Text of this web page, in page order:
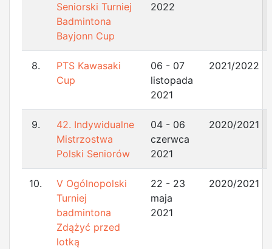
Seniorski Turniej
Badmintona
Bayjonn Cup
2022
8.
PTS Kawasaki
Cup
06 - 07
listopada
2021
2021/2022
9.
42. Indywidualne
Mistrzostwa
Polski Seniorów
04 - 06
czerwca
2021
2020/2021
10.
V Ogólnopolski
Turniej
badmintona
Zdążyć przed
lotką
22 - 23
maja
2021
2020/2021